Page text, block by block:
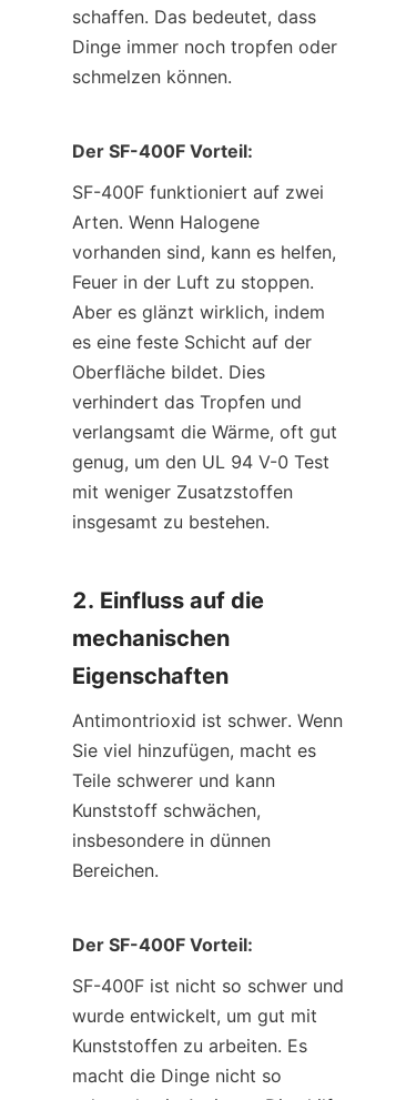
schaffen. Das bedeutet, dass
Dinge immer noch tropfen oder
schmelzen können.
Der SF-400F Vorteil:
SF-400F funktioniert auf zwei
Arten. Wenn Halogene
vorhanden sind, kann es helfen,
Feuer in der Luft zu stoppen.
Aber es glänzt wirklich, indem
es eine feste Schicht auf der
Oberfläche bildet. Dies
verhindert das Tropfen und
verlangsamt die Wärme, oft gut
genug, um den UL 94 V-0 Test
mit weniger Zusatzstoffen
insgesamt zu bestehen.
2. Einfluss auf die
mechanischen
Eigenschaften
Antimontrioxid ist schwer. Wenn
Sie viel hinzufügen, macht es
Teile schwerer und kann
Kunststoff schwächen,
insbesondere in dünnen
Bereichen.
Der SF-400F Vorteil:
SF-400F ist nicht so schwer und
wurde entwickelt, um gut mit
Kunststoffen zu arbeiten. Es
macht die Dinge nicht so